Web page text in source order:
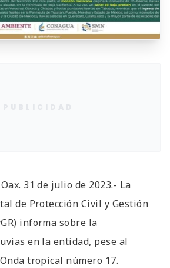
31 de julio de 2023.- La
de Protección Civil y Gestión
informa sobre la
en la entidad, pese al
tropical número 17.